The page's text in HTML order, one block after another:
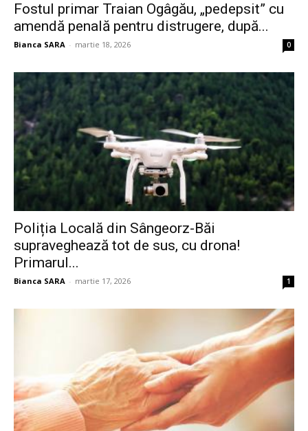
Fostul primar Traian Ogâgău, „pedepsit” cu
amendă penală pentru distrugere, după...
Bianca SARA - martie 18, 2026 0
Poliția Locală din Sângeorz-Băi
supraveghează tot de sus, cu drona!
Primarul...
Bianca SARA - martie 17, 2026 1